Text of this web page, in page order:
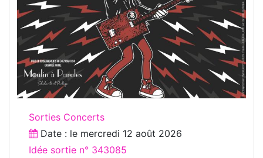
Sorties Concerts
Date : le mercredi 12 août 2026
Idée sortie n° 343085